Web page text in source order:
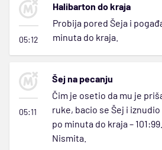
05:12
Halibarton do kraja
Probija pored Šeja i
minuta do kraja.
05:11
Šej na pecanju
Čim je osetio da mu je
ruke, bacio se Šej i
po minuta do kraja –
Nismita.